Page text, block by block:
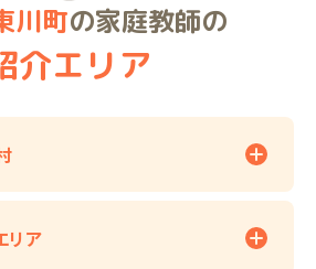
川町の家庭教師の
介エリア
リア